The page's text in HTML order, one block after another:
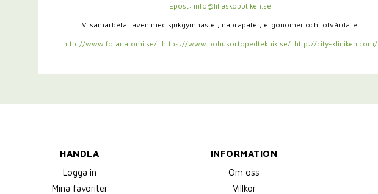
Epost: info@lillaskobutiken.se
Vi samarbetar även med sjukgymnaster, naprapater, ergonomer och fotvårdare.
http://www.fotanatomi.se/ https://www.bohusortopedteknik.se/ http://city-kliniken.com/
HANDLA
Logga in
Mina favoriter
INFORMATION
Om oss
Villkor